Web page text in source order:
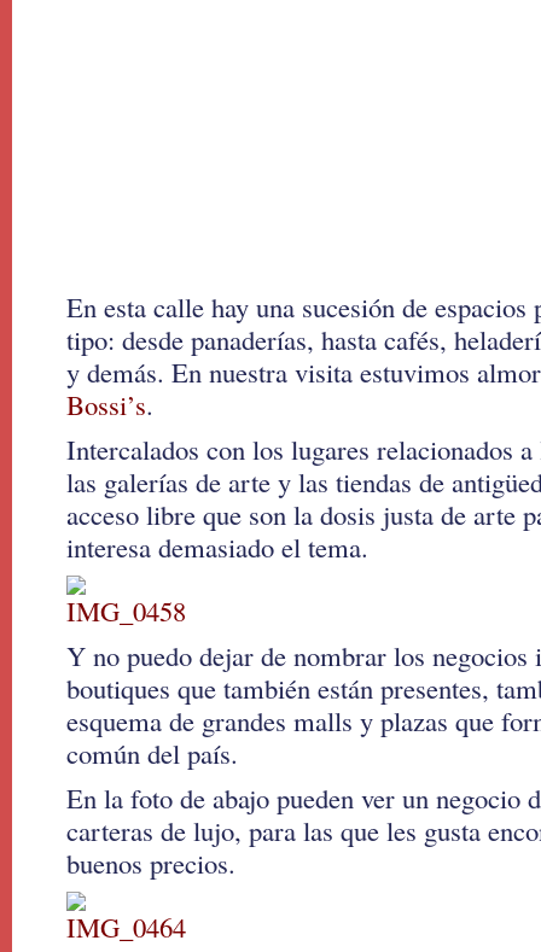
En esta calle hay una sucesión de
tipo: desde panaderías, hasta cafés,
y demás. En nuestra visita estuvimos
Bossi’s.
Intercalados con los lugares relacionados
las galerías de arte y las tiendas de
acceso libre que son la dosis justa de arte
interesa demasiado el tema.
Y no puedo dejar de nombrar los negocios
boutiques que también están presentes,
esquema de grandes malls y plazas que
común del país.
En la foto de abajo pueden ver un negocio
carteras de lujo, para las que les gusta
buenos precios.